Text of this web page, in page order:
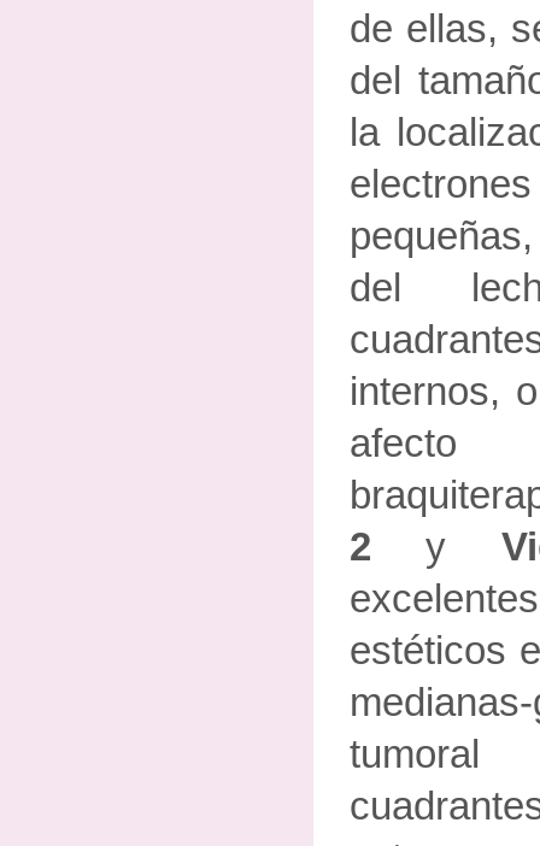
de ellas,
del
la
del
internos,
afecto
2y
estéticos